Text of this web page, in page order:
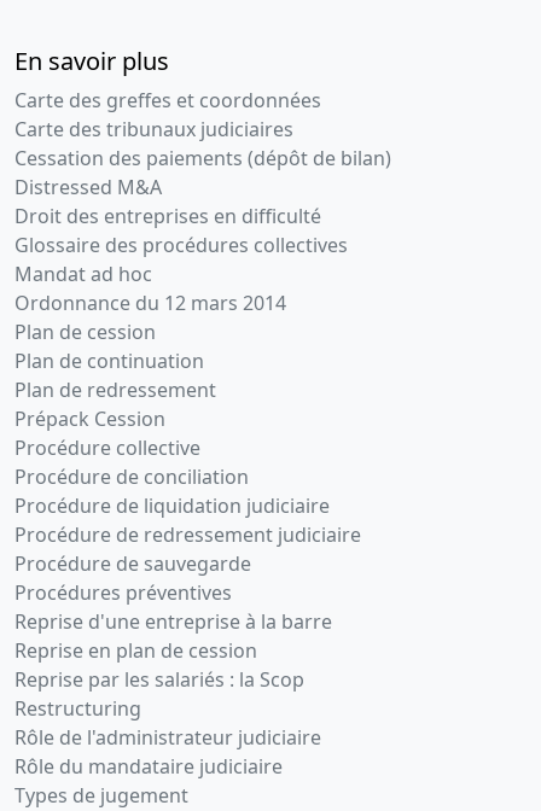
En savoir plus
Carte des greffes et coordonnées
Carte des tribunaux judiciaires
Cessation des paiements (dépôt de bilan)
Distressed M&A
Droit des entreprises en difficulté
Glossaire des procédures collectives
Mandat ad hoc
Ordonnance du 12 mars 2014
Plan de cession
Plan de continuation
Plan de redressement
Prépack Cession
Procédure collective
Procédure de conciliation
Procédure de liquidation judiciaire
Procédure de redressement judiciaire
Procédure de sauvegarde
Procédures préventives
Reprise d'une entreprise à la barre
Reprise en plan de cession
Reprise par les salariés : la Scop
Restructuring
Rôle de l'administrateur judiciaire
Rôle du mandataire judiciaire
Types de jugement